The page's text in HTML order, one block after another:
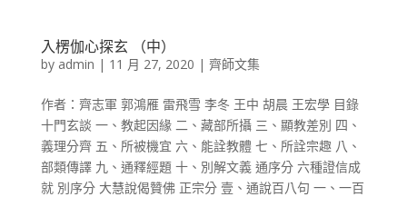
入楞伽心探玄 （中）
by admin | 11 月 27, 2020 | 齊師文集
作者：齊志軍 郭鴻雁 雷飛雪 李冬 王中 胡晨 王宏學 目錄
十門玄談 一、教起因緣 二、藏部所攝 三、顯教差別 四、
義理分齊 五、所被機宜 六、能詮教體 七、所詮宗趣 八、
部類傳譯 九、通釋經題 十、別解文義 通序分 六種證信成
就 別序分 大慧說偈贊佛 正宗分 壹、通說百八句 一、一百